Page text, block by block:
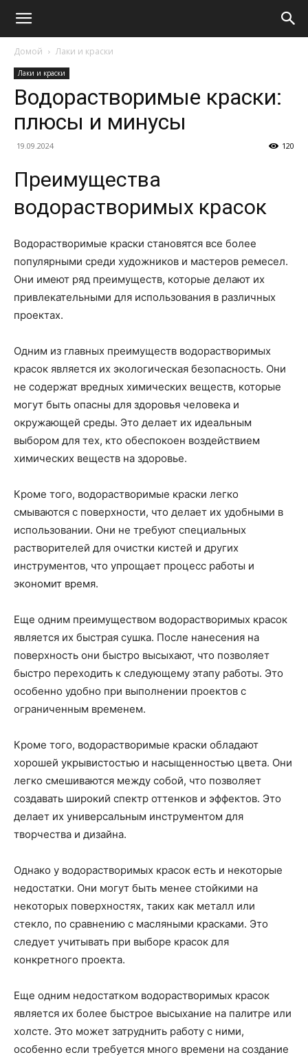
Домой Лаки и краски
Лаки и краски
Водорастворимые краски:
плюсы и минусы
19.09.2024 120
Преимущества
водорастворимых красок
Водорастворимые краски становятся все более
популярными среди художников и мастеров ремесел.
Они имеют ряд преимуществ, которые делают их
привлекательными для использования в различных
проектах.
Одним из главных преимуществ водорастворимых
красок является их экологическая безопасность. Они
не содержат вредных химических веществ, которые
могут быть опасны для здоровья человека и
окружающей среды. Это делает их идеальным
выбором для тех, кто обеспокоен воздействием
химических веществ на здоровье.
Кроме того, водорастворимые краски легко
смываются с поверхности, что делает их удобными в
использовании. Они не требуют специальных
растворителей для очистки кистей и других
инструментов, что упрощает процесс работы и
экономит время.
Еще одним преимуществом водорастворимых красок
является их быстрая сушка. После нанесения на
поверхность они быстро высыхают, что позволяет
быстро переходить к следующему этапу работы. Это
особенно удобно при выполнении проектов с
ограниченным временем.
Кроме того, водорастворимые краски обладают
хорошей укрывистостью и насыщенностью цвета. Они
легко смешиваются между собой, что позволяет
создавать широкий спектр оттенков и эффектов. Это
делает их универсальным инструментом для
творчества и дизайна.
Однако у водорастворимых красок есть и некоторые
недостатки. Они могут быть менее стойкими на
некоторых поверхностях, таких как металл или
стекло, по сравнению с масляными красками. Это
следует учитывать при выборе красок для
конкретного проекта.
Еще одним недостатком водорастворимых красок
является их более быстрое высыхание на палитре или
холсте. Это может затруднить работу с ними,
особенно если требуется много времени на создание